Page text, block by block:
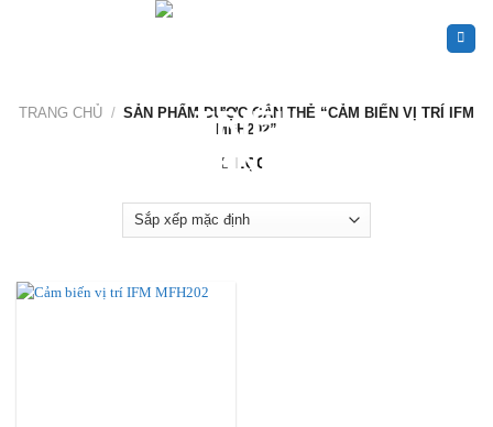
TRANG CHỦ / SẢN PHẨM ĐƯỢC GẮN THẺ “CẢM BIẾN VỊ TRÍ IFM
MFH202”
LỌC